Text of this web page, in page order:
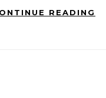
READING